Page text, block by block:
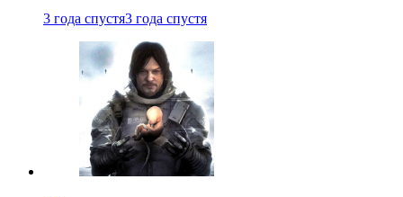
3 года спустя3 года спустя